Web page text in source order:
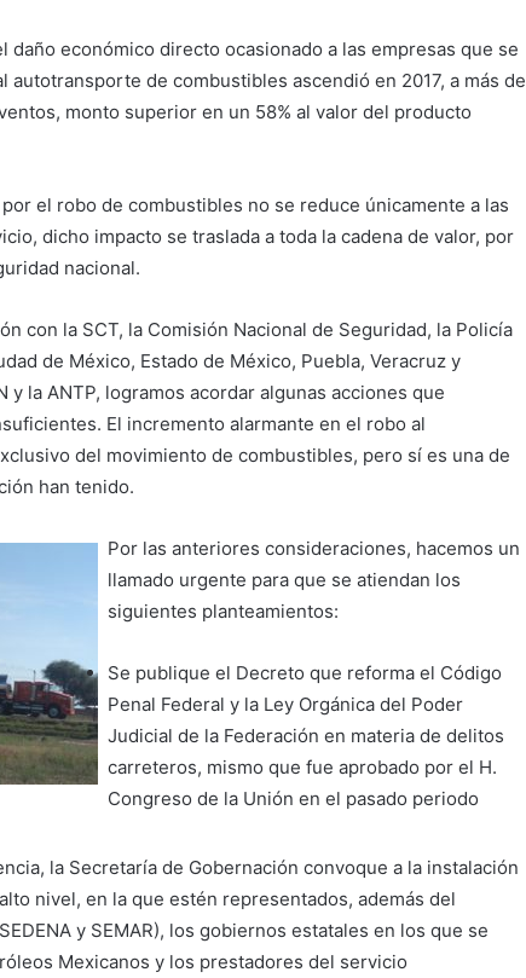
daño económico directo ocasionado a las empresas que se
autotransporte de combustibles ascendió en 2017, a más de
monto superior en un 58% al valor del producto
el robo de combustibles no se reduce únicamente a las
dicho impacto se traslada a toda la cadena de valor, por
nacional.
con la SCT, la Comisión Nacional de Seguridad, la Policía
de México, Estado de México, Puebla, Veracruz y
y la ANTP, logramos acordar algunas acciones que
El incremento alarmante en el robo al
del movimiento de combustibles, pero sí es una de
han tenido.
Por las anteriores consideraciones, hacemos un
llamado urgente para que se atiendan los
siguientes planteamientos:
Se publique el Decreto que reforma el Código
Penal Federal y la Ley Orgánica del Poder
Judicial de la Federación en materia de delitos
carreteros, mismo que fue aprobado por el H.
Congreso de la Unión en el pasado periodo
la Secretaría de Gobernación convoque a la instalación
nivel, en la que estén representados, además del
y SEMAR), los gobiernos estatales en los que se
Mexicanos y los prestadores del servicio